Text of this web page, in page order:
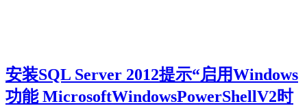
安装SQL Server 2012提示“启用Windows
功能 MicrosoftWindowsPowerShellV2时